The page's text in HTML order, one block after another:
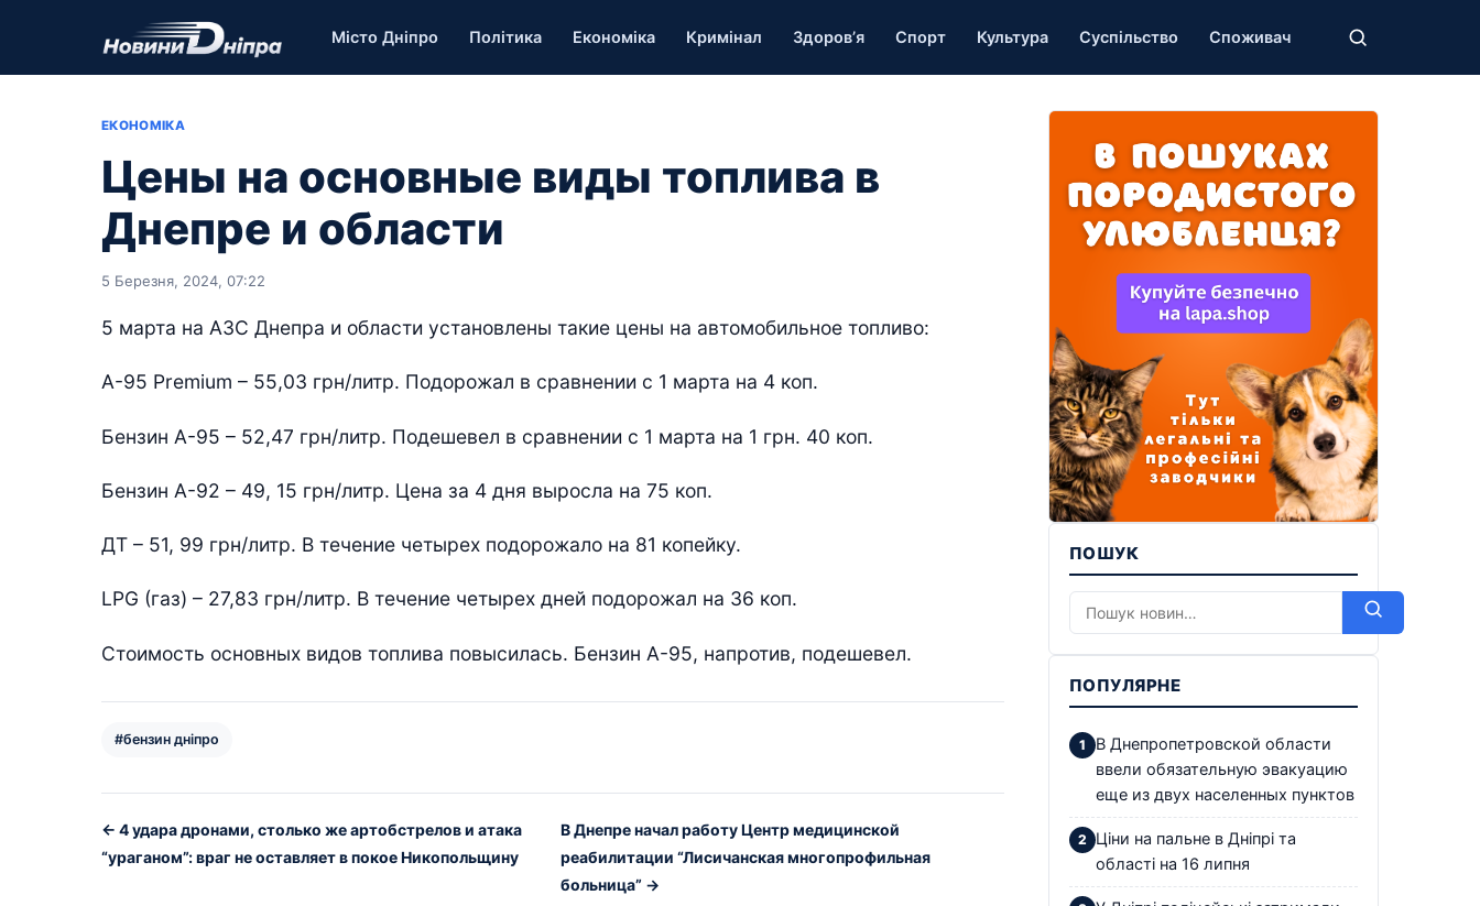
Місто Дніпро Політика Економіка Кримінал Здоров’я Спорт Культура Суспільство Споживач
ЕКОНОМІКА
Цены на основные виды топлива в
Днепре и области
5 Березня, 2024, 07:22
5 марта на АЗС Днепра и области установлены такие цены на автомобильное топливо:
А-95 Premium – 55,03 грн/литр. Подорожал в сравнении с 1 марта на 4 коп.
Бензин А-95 – 52,47 грн/литр. Подешевел в сравнении с 1 марта на 1 грн. 40 коп.
Бензин А-92 – 49, 15 грн/литр. Цена за 4 дня выросла на 75 коп.
ДТ – 51, 99 грн/литр. В течение четырех подорожало на 81 копейку.
LPG (газ) – 27,83 грн/литр. В течение четырех дней подорожал на 36 коп.
Стоимость основных видов топлива повысилась. Бензин А-95, напротив, подешевел.
#бензин дніпро
← 4 удара дронами, столько же артобстрелов и атака
“ураганом”: враг не оставляет в покое Никопольщину
В Днепре начал работу Центр медицинской
реабилитации “Лисичанская многопрофильная
больница” →
ПОШУК
ПОПУЛЯРНЕ
В Днепропетровской области
ввели обязательную эвакуацию
еще из двух населенных пунктов
Ціни на пальне в Дніпрі та
області на 16 липня